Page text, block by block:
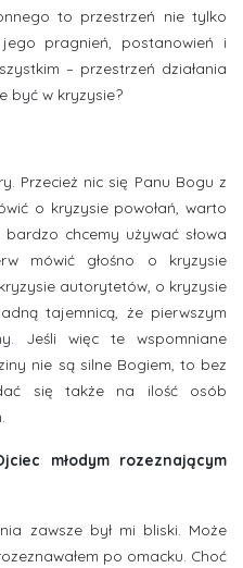
to przestrzeń nie tylko
jego pragnień, postanowień i
– przestrzeń działania
być w kryzysie?
Przecież nic się Panu Bogu z
o kryzysie powołań, warto
chcemy używać słowa
mówić głośno o kryzysie
autorytetów, o kryzysie
tajemnicą, że pierwszym
Jeśli więc te wspomniane
nie są silne Bogiem, to bez
się także na ilość osób
młodym rozeznającym
zawsze był mi bliski. Może
po omacku. Choć